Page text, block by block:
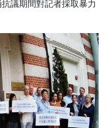
議期間對記者採取暴力